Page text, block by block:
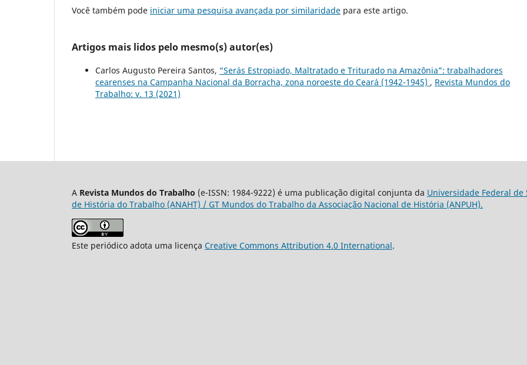
Você também pode iniciar uma pesquisa avançada por similaridade para este artigo.
Artigos mais lidos pelo mesmo(s) autor(es)
Carlos Augusto Pereira Santos, “Serás Estropiado, Maltratado e Triturado na Amazônia”: trabalhadores
cearenses na Campanha Nacional da Borracha, zona noroeste do Ceará (1942-1945) , Revista Mundos do
Trabalho: v. 13 (2021)
A Revista Mundos do Trabalho (e-ISSN: 1984-9222) é uma publicação digital conjunta da Universidade Federal de
de História do Trabalho (ANAHT) / GT Mundos do Trabalho da Associação Nacional de História (ANPUH).
Este periódico adota uma licença Creative Commons Attribution 4.0 International.